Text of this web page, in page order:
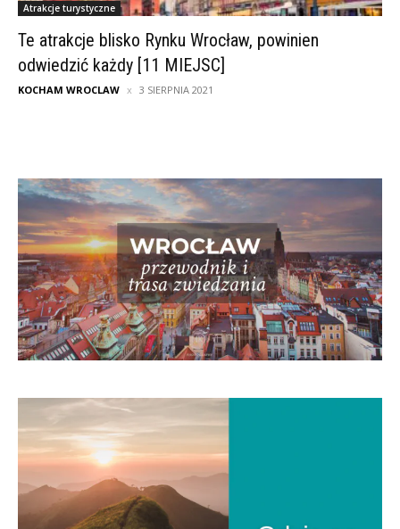
Atrakcje turystyczne
Te atrakcje blisko Rynku Wrocław, powinien
odwiedzić każdy [11 MIEJSC]
KOCHAM WROCLAW 3 SIERPNIA 2021